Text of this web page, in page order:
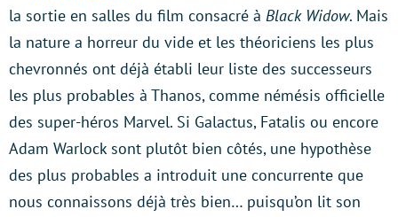
la sortie en salles du film consacré à Black Widow. Mais
la nature a horreur du vide et les théoriciens les plus
chevronnés ont déjà établi leur liste des successeurs
les plus probables à Thanos, comme némésis officielle
des super-héros Marvel. Si Galactus, Fatalis ou encore
Adam Warlock sont plutôt bien côtés, une hypothèse
des plus probables a introduit une concurrente que
nous connaissons déjà très bien… puisqu’on lit son